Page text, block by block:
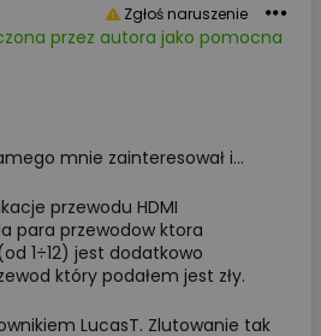
Zgłoś naruszenie
przez autora jako pomocna
mnie zainteresował i...
przewodu HDMI
para przewodow ktora
1÷12) jest dodatkowo
który podałem jest zły.
LucasT. Zlutowanie tak